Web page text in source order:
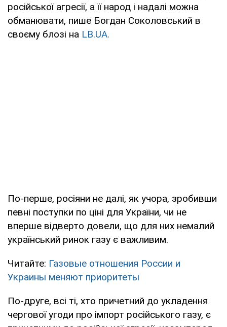
російської агресії, а її народ і надалі можна
обманювати, пише Богдан Соколовський в
своєму блозі на LB.UA.
По-перше, росіяни не далі, як учора, зробивши
певні поступки по ціні для України, чи не
вперше відверто довели, що для них немалий
український ринок газу є важливим.
Читайте: Газовые отношения России и
Украины меняют приоритеты
По-друге, всі ті, хто причетний до укладення
чергової угоди про імпорт російського газу, є